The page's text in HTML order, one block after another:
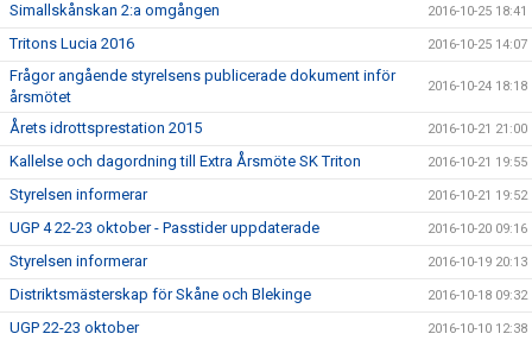
Simallskånskan 2:a omgången 2016-10-25 18:41
Tritons Lucia 2016 2016-10-25 14:07
Frågor angående styrelsens publicerade dokument inför
årsmötet
2016-10-24 18:18
Årets idrottsprestation 2015 2016-10-21 21:00
Kallelse och dagordning till Extra Årsmöte SK Triton 2016-10-21 19:55
Styrelsen informerar 2016-10-21 19:52
UGP 4 22-23 oktober - Passtider uppdaterade 2016-10-20 09:16
Styrelsen informerar 2016-10-19 20:13
Distriktsmästerskap för Skåne och Blekinge 2016-10-18 09:32
UGP 22-23 oktober 2016-10-10 12:38